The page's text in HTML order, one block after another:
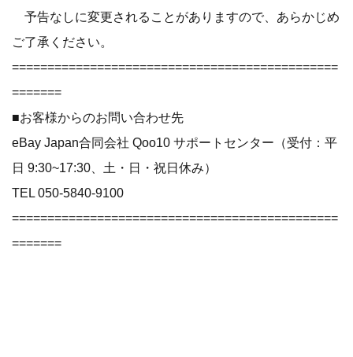
予告なしに変更されることがありますので、あらかじめ
ご了承ください。
==============================================
=======
■お客様からのお問い合わせ先
eBay Japan合同会社 Qoo10 サポートセンター（受付：平
日 9:30~17:30、土・日・祝日休み）
TEL 050-5840-9100
==============================================
=======